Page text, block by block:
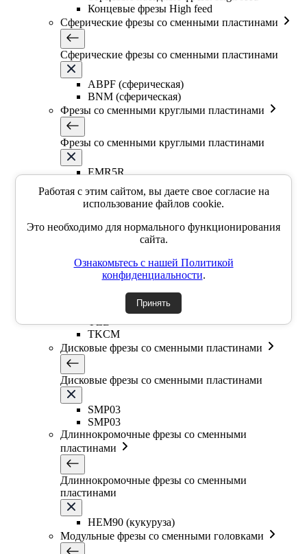
Концевые фрезы High feed
Сферические фрезы со сменными пластинами
Сферические фрезы со сменными пластинами
ABPF (сферическая)
BNM (сферическая)
Фрезы со сменными круглыми пластинами
Фрезы со сменными круглыми пластинами
EMR5R
EMR6R
Т-образная фреза
Фасочные фрезы со сменными пластинами
YZD
TKCM
Дисковые фрезы со сменными пластинами
Дисковые фрезы со сменными пластинами
SMP03
SMP03
Длиннокромочные фрезы со сменными
пластинами
Длиннокромочные фрезы со сменными
пластинами
HEM90 (кукуруза)
Модульные фрезы со сменными головками
Работая с этим сайтом, вы даете свое согласие на
использование файлов cookie.
Это необходимо для нормального функционирования
сайта.
Ознакомьтесь с нашей Политикой
конфиденциальности.
Принять